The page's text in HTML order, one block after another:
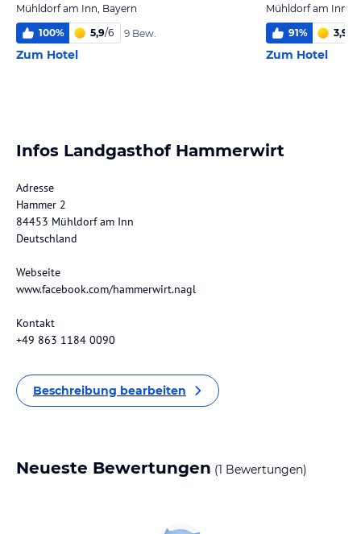
Mühldorf am Inn, Bayern
100% 5,9/6 9 Bew.
Zum Hotel
Mühldorf am Inn,
91% 3,9
Zum Hotel
Infos Landgasthof Hammerwirt
Adresse
Hammer 2
84453 Mühldorf am Inn
Deutschland
Webseite
www.facebook.com/hammerwirt.nagl
Kontakt
+49 863 1184 0090
Beschreibung bearbeiten
Neueste Bewertungen (1 Bewertungen)